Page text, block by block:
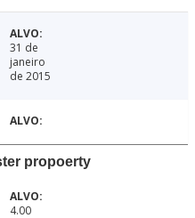
31 de
janeiro
de 2015
propoerty
4.00